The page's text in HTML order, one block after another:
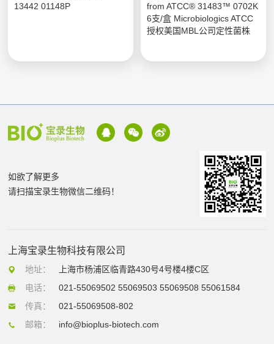
13442 01148P
from ATCC® 31483™ 0702K
6支/盒 Microbiologics ATCC
授权美国MBL公司定性菌株
如欲了解更多
请扫描宝录生物微信二维码！
上海宝录生物科技有限公司
地址：
上海市杨浦区临青路430号4号楼4楼C区
电话：
021-55069502 55069503 55069508 55061584
传真：
021-55069508-802
邮箱：
info@bioplus-biotech.com